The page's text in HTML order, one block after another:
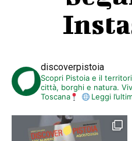
discoverpistoia
Scopri Pistoia e il
città, borghi e natura.
Toscana
Leggi